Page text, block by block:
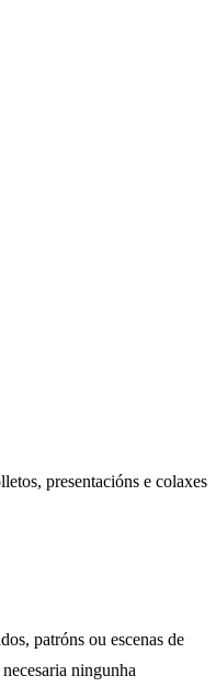
presentacións e colaxes
patróns ou escenas de
ningunha